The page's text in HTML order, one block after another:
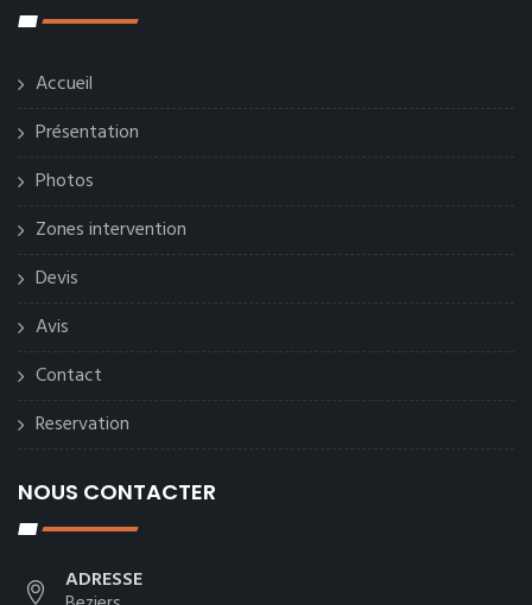
Accueil
Présentation
Photos
Zones intervention
Devis
Avis
Contact
Reservation
NOUS CONTACTER
ADRESSE